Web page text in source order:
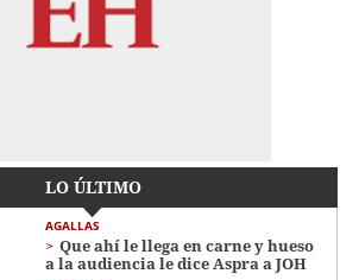
LO ÚLTIMO
AGALLAS
Que ahí le llega en carne y hueso
a la audiencia le dice Aspra a JOH